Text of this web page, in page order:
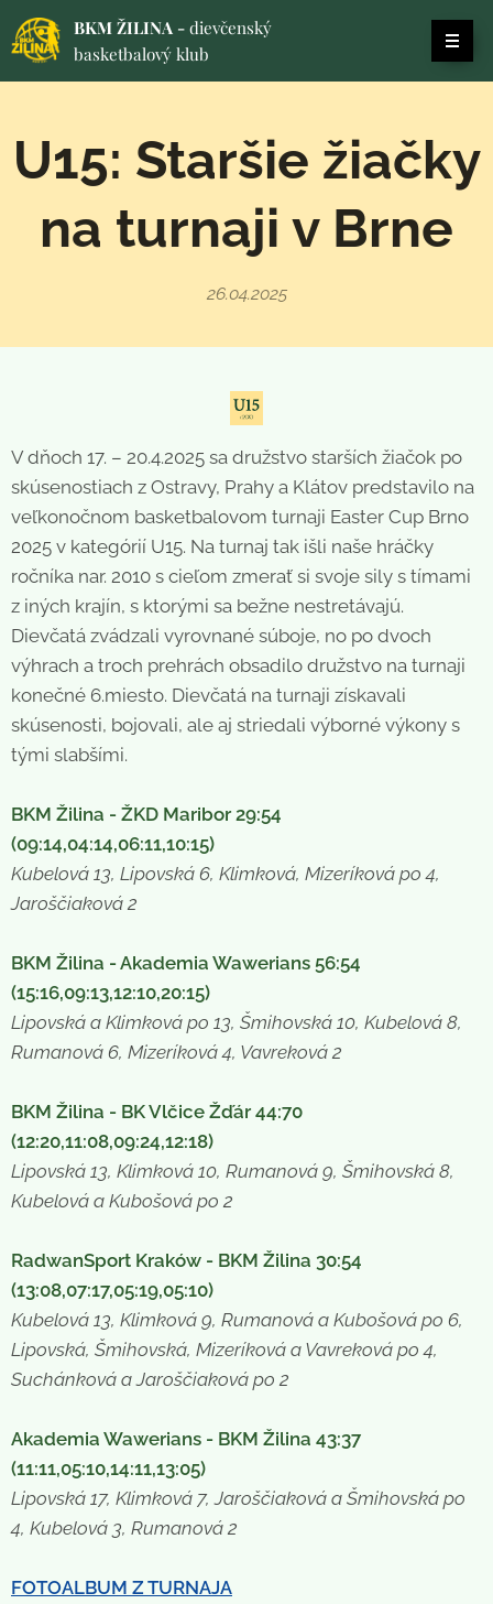
BKM ŽILINA - dievčenský
basketbalový klub
U15: Staršie žiačky
na turnaji v Brne
26.04.2025
V dňoch 17. – 20.4.2025 sa družstvo starších žiačok po
skúsenostiach z Ostravy, Prahy a Klátov predstavilo na
veľkonočnom basketbalovom turnaji Easter Cup Brno
2025 v kategórií U15. Na turnaj tak išli naše hráčky
ročníka nar. 2010 s cieľom zmerať si svoje sily s tímami
z iných krajín, s ktorými sa bežne nestretávajú.
Dievčatá zvádzali vyrovnané súboje, no po dvoch
výhrach a troch prehrách obsadilo družstvo na turnaji
konečné 6.miesto. Dievčatá na turnaji získavali
skúsenosti, bojovali, ale aj striedali výborné výkony s
tými slabšími.
BKM Žilina - ŽKD Maribor 29:54
(09:14,04:14,06:11,10:15)
Kubelová 13, Lipovská 6, Klimková, Mizeríková po 4,
Jaroščiaková 2
BKM Žilina - Akademia Wawerians 56:54
(15:16,09:13,12:10,20:15)
Lipovská a Klimková po 13, Šmihovská 10, Kubelová 8,
Rumanová 6, Mizeríková 4, Vavreková 2
BKM Žilina - BK Vlčice Žďár 44:70
(12:20,11:08,09:24,12:18)
Lipovská 13, Klimková 10, Rumanová 9, Šmihovská 8,
Kubelová a Kubošová po 2
RadwanSport Kraków - BKM Žilina 30:54
(13:08,07:17,05:19,05:10)
Kubelová 13, Klimková 9, Rumanová a Kubošová po 6,
Lipovská, Šmihovská, Mizeríková a Vavreková po 4,
Suchánková a Jaroščiaková po 2
Akademia Wawerians - BKM Žilina 43:37
(11:11,05:10,14:11,13:05)
Lipovská 17, Klimková 7, Jaroščiaková a Šmihovská po
4, Kubelová 3, Rumanová 2
FOTOALBUM Z TURNAJA